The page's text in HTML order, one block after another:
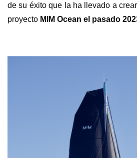
de su éxito que la ha llevado a
proyecto MIM Ocean el pasado